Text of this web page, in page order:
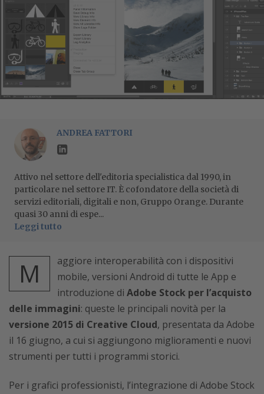
ANDREA FATTORI
Attivo nel settore dell'editoria specialistica dal 1990, in
particolare nel settore IT. È cofondatore della società di
servizi editoriali, digitali e non, Gruppo Orange. Durante
quasi 30 anni di espe...
Leggi tutto
M
aggiore interoperabilità con i dispositivi
mobile, versioni Android di tutte le App e
introduzione di Adobe Stock per l’acquisto
delle immagini: queste le principali novità per la
versione 2015 di Creative Cloud, presentata da Adobe
il 16 giugno, a cui si aggiungono miglioramenti e nuovi
strumenti per tutti i programmi storici.
Per i grafici professionisti, l’integrazione di Adobe Stock